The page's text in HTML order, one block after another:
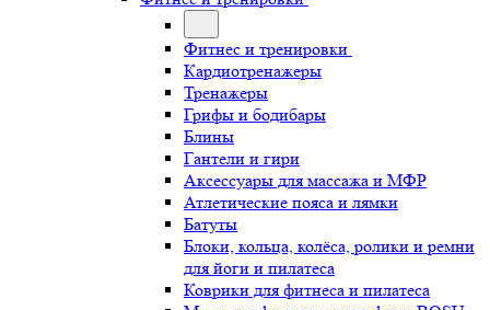
Фитнес и тренировки
Кардиотренажеры
Тренажеры
Грифы и бодибары
Блины
Гантели и гири
Аксессуары для массажа и МФР
Атлетические пояса и лямки
Батуты
Блоки, кольца, колёса, ролики и ремни
для йоги и пилатеса
Коврики для фитнеса и пилатеса